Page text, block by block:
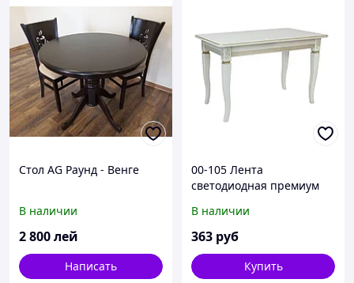
Стол AG Раунд - Венге
В наличии
2 800лей
Написать
00-105 Лента
светодиодная премиум
д/м, IP20, ширина
подложки 10мм, зеленый
В наличии
363 руб
Купить